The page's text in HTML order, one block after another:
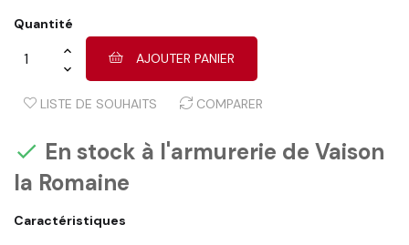
Quantité
AJOUTER PANIER
LISTE DE SOUHAITS COMPARER
 En stock à l'armurerie de Vaison
la Romaine
Caractéristiques